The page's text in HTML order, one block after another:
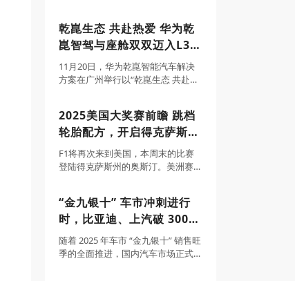
升级。汉L EV共推出3款配置，补贴
后售价20.48万-26.48万元；
乾崑生态 共赴热爱 华为乾
崑智驾与座舱双双迈入L3时
代
11月20日，华为乾崑智能汽车解决
方案在广州举行以“乾崑生态 共赴热
高速L3内测，并将与生态伙伴协作
展开停车缴费、自动充电、洗车养
2025美国大奖赛前瞻 跳档
轮胎配方，开启得克萨斯州
牛仔之旅
F1将再次来到美国，本周末的比赛
登陆得克萨斯州的奥斯汀。美洲赛
胎特别之处是硬胎和中性胎、软胎
之间有跳档。这将成为一次有趣的
“金九银十” 车市冲刺进行
时，比亚迪、上汽破 300
万辆 最新销量目标完成率
超71%领跑行业
随着 2025 年车市 “金九银十” 销售旺
季的全面推进，国内汽车市场正式